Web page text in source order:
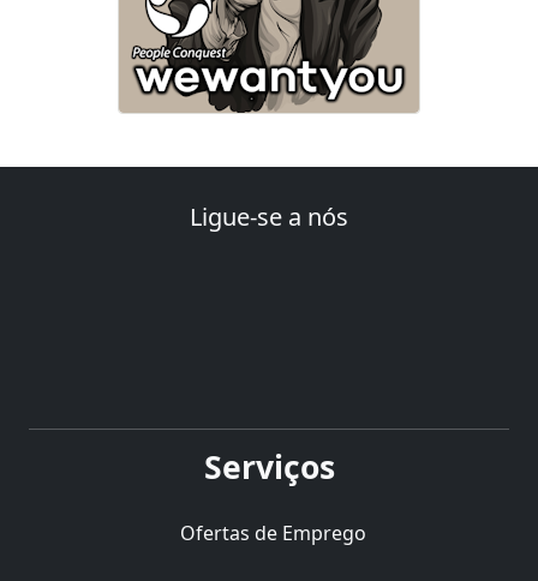
Ligue-se a nós
Serviços
Ofertas de Emprego